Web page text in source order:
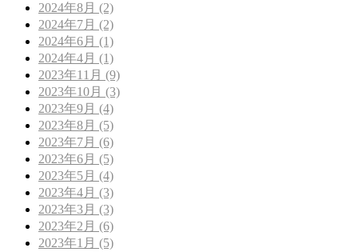
2024年8月 (2)
2024年7月 (2)
2024年6月 (1)
2024年4月 (1)
2023年11月 (9)
2023年10月 (3)
2023年9月 (4)
2023年8月 (5)
2023年7月 (6)
2023年6月 (5)
2023年5月 (4)
2023年4月 (3)
2023年3月 (3)
2023年2月 (6)
2023年1月 (5)